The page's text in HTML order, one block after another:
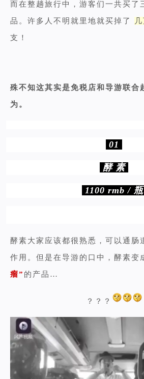
而在整趟旅行中，游客们一共买了
品。许多人不明就里地就买掉了
支！
殊不知这其实是免税店和导游联合
为。
01
酵 素
1100 rmb / 瓶
酵素大家应该都很熟悉，可以通肠
作用。 但是在导游的口中，酵素变
瘤” 的产品…
？？？